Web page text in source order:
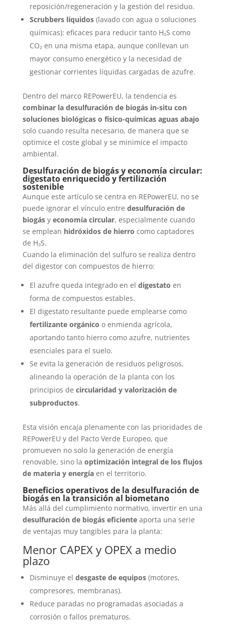
reposición/regeneración y la gestión del residuo.
Scrubbers líquidos(lavado con agua o soluciones
químicas): eficaces para reducir tanto H₂S como
CO₂ en una misma etapa, aunque conllevan un
mayor consumo energético y la necesidad de
gestionar corrientes líquidas cargadas de azufre.
Dentro del marco REPowerEU, la tendencia es
combinar la desulfuración de biogás in-situ con
soluciones biológicas o físico-químicas aguas abajo
solo cuando resulta necesario, de manera que se
optimice el coste global y se minimice el impacto
ambiental.
Desulfuración de biogás y economía circular:
digestato enriquecido y fertilización
sostenible
Aunque este artículo se centra en REPowerEU, no se
puede ignorar el vínculo entre desulfuración de
biogásy economía circular, especialmente cuando
se emplean hidróxidos de hierro como captadores
de H₂S.
Cuando la eliminación del sulfuro se realiza dentro
del digestor con compuestos de hierro:
El azufre queda integrado en el digestato en
forma de compuestos estables.
El digestato resultante puede emplearse como
fertilizante orgánico o enmienda agrícola,
aportando tanto hierro como azufre, nutrientes
esenciales para el suelo.
Se evita la generación de residuos peligrosos,
alineando la operación de la planta con los
principios de circularidad y valorización de
subproductos.
Esta visión encaja plenamente con las prioridades de
REPowerEU y del Pacto Verde Europeo, que
promueven no solo la generación de energía
renovable, sino la optimización integral de los flujos
de materia y energíaen el territorio.
Beneficios operativos de la desulfuración de
biogás en la transición al biometano
Más allá del cumplimiento normativo, invertir en una
desulfuración de biogás eficienteaporta una serie
de ventajas muy tangibles para la planta:
Menor CAPEX y OPEX a medio
plazo
Disminuye el desgaste de equipos(motores,
compresores, membranas).
Reduce paradas no programadas asociadas a
corrosión o fallos prematuros.